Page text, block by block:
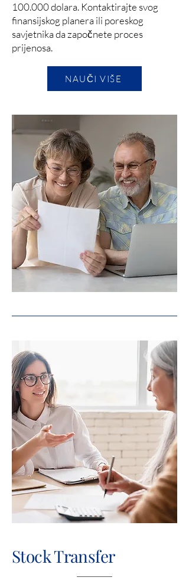
100.000 dolara. Kontaktirajte svog
finansijskog planera ili poreskog
savjetnika da započnete proces
prijenosa.
NAUČI VIŠE
Stock Transfer